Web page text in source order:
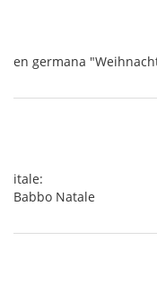
en germana
itale:
Babbo Natale